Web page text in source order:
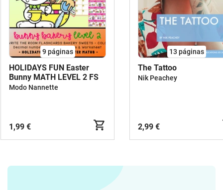
9páginas
HOLIDAYS FUN Easter
Bunny MATH LEVEL 2 FS
Modo Nannette
1,99 €
13 páginas
The Tattoo
Nik Peachey
2,99 €